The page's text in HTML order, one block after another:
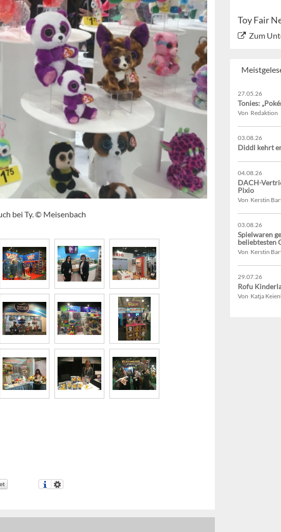
bei Ty. © Meisenbach
Toy Fair
Zum
27.05.26
Tonies:
Von Redaktion
03.08.26
Diddl kehrt
04.08.26
DACH-
Pixio
Von Kerstin
03.08.26
Spielwaren
beliebtesten
Von Kerstin
29.07.26
Rofu
Von Katja